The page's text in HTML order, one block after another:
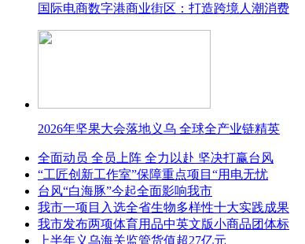
国际电商数字港商业街区：打造跨境人潮消费
2026年坚果大会落地义乌 全球全产业链精英
全面动员 全员上阵 全力以赴 坚决打赢台风
“工匠创新工作室”保障重点项目“用电无忧
台风“白海豚”今起全面影响我市
我市一项目入选全省生物多样性十大实践成果
我市发布两项体育用品中英文版小商品团体标
上半年义乌海关监管货值超27亿元